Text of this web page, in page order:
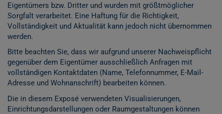
Eigentümers bzw. Dritter und wurden mit größtmöglicher
Sorgfalt verarbeitet. Eine Haftung für die Richtigkeit,
Vollständigkeit und Aktualität kann jedoch nicht übernommen
werden.
Bitte beachten Sie, dass wir aufgrund unserer Nachweispflicht
gegenüber dem Eigentümer ausschließlich Anfragen mit
vollständigen Kontaktdaten (Name, Telefonnummer, E-Mail-
Adresse und Wohnanschrift) bearbeiten können.
Die in diesem Exposé verwendeten Visualisierungen,
Einrichtungsdarstellungen oder Raumgestaltungen können